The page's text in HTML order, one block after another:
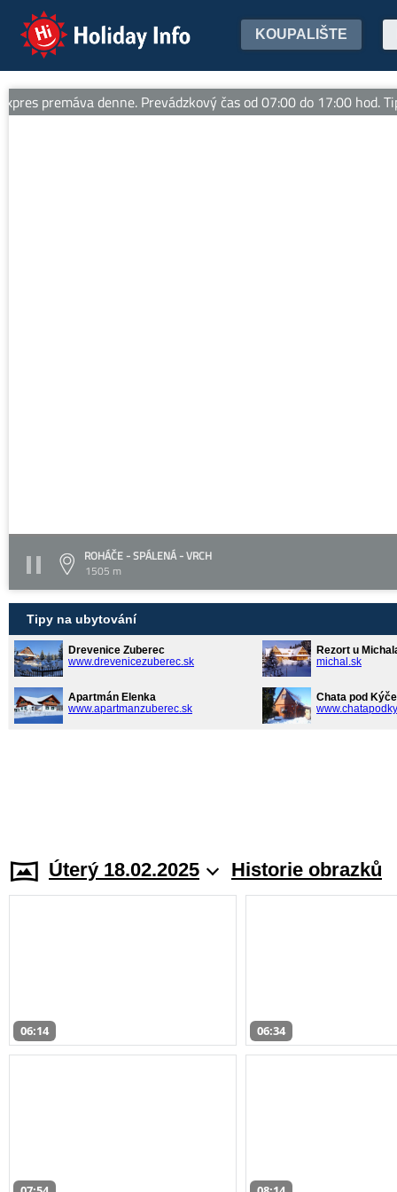
Holiday Info KOUPALIŠTE
premáva denne. Prevádzkový čas od 07:00 do 17:00 hod.
ROHÁČE - SPÁLENÁ - VRCH
1505 m
Tipy na ubytování
Drevenice Zuberec
www.drevenicezuberec.sk
Rezort u
michal.sk
Apartmán Elenka
www.apartmanzuberec.sk
Chata pod
Úterý 18.02.2025 Historie obrazků
06:14 06:34